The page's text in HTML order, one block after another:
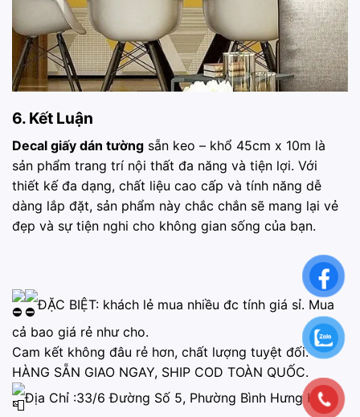
6. Kết Luận
Decal giấy dán tường sẵn keo – khổ 45cm x 10m là
sản phẩm trang trí nội thất đa năng và tiện lợi. Với
thiết kế đa dạng, chất liệu cao cấp và tính năng dễ
dàng lắp đặt, sản phẩm này chắc chắn sẽ mang lại vẻ
đẹp và sự tiện nghi cho không gian sống của bạn.
ĐẶC BIỆT: khách lẻ mua nhiều đc tính giá sỉ. Mua
cả bao giá rẻ như cho.
Cam kết không đâu rẻ hơn, chất lượng tuyệt đối.
HÀNG SẴN GIAO NGAY, SHIP COD TOÀN QUỐC.
Địa Chỉ :33/6 Đường Số 5, Phường Bình Hưng Hòa,